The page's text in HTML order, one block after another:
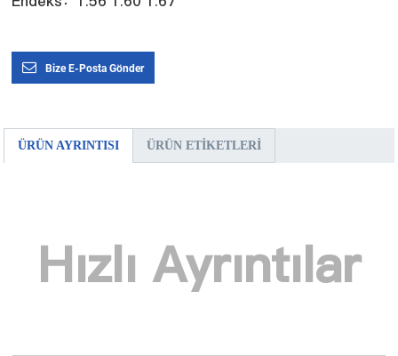
Bize E-Posta Gönder
ÜRÜN AYRINTISI ÜRÜN ETIKETLERI
Hızlı Ayrıntılar